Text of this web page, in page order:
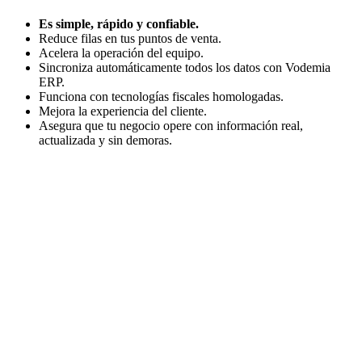
Es simple, rápido y confiable.
Reduce filas en tus puntos de venta.
Acelera la operación del equipo.
Sincroniza automáticamente todos los datos con Vodemia
ERP.
Funciona con tecnologías fiscales homologadas.
Mejora la experiencia del cliente.
Asegura que tu negocio opere con información real,
actualizada y sin demoras.